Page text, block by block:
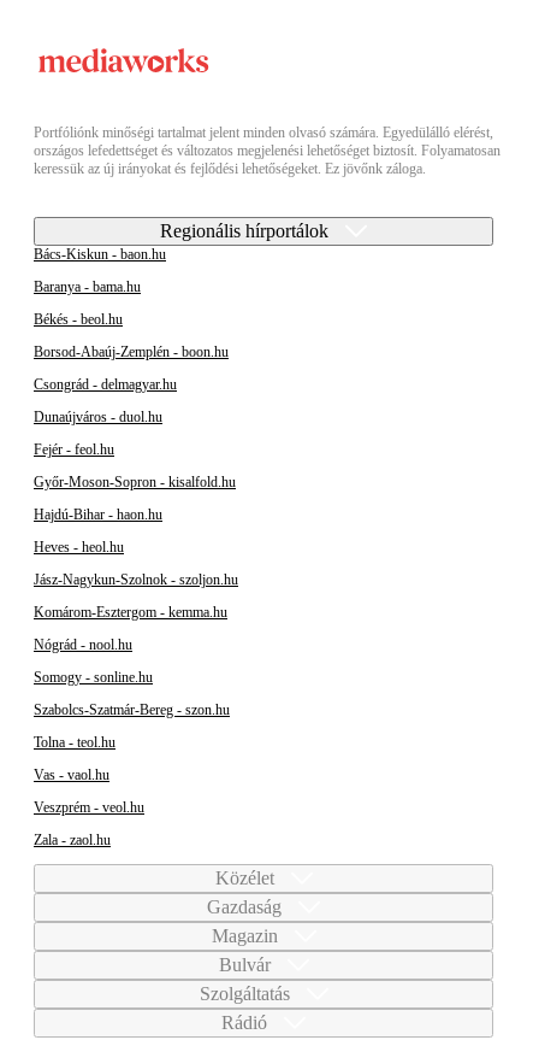
Portfóliónk minőségi tartalmat jelent minden olvasó számára. Egyedülálló elérést,
országos lefedettséget és változatos megjelenési lehetőséget biztosít. Folyamatosan
keressük az új irányokat és fejlődési lehetőségeket. Ez jövőnk záloga.
Regionális hírportálok
Bács-Kiskun - baon.hu
Baranya - bama.hu
Békés - beol.hu
Borsod-Abaúj-Zemplén - boon.hu
Csongrád - delmagyar.hu
Dunaújváros - duol.hu
Fejér - feol.hu
Győr-Moson-Sopron - kisalfold.hu
Hajdú-Bihar - haon.hu
Heves - heol.hu
Jász-Nagykun-Szolnok - szoljon.hu
Komárom-Esztergom - kemma.hu
Nógrád - nool.hu
Somogy - sonline.hu
Szabolcs-Szatmár-Bereg - szon.hu
Tolna - teol.hu
Vas - vaol.hu
Veszprém - veol.hu
Zala - zaol.hu
Közélet
Gazdaság
Magazin
Bulvár
Szolgáltatás
Rádió